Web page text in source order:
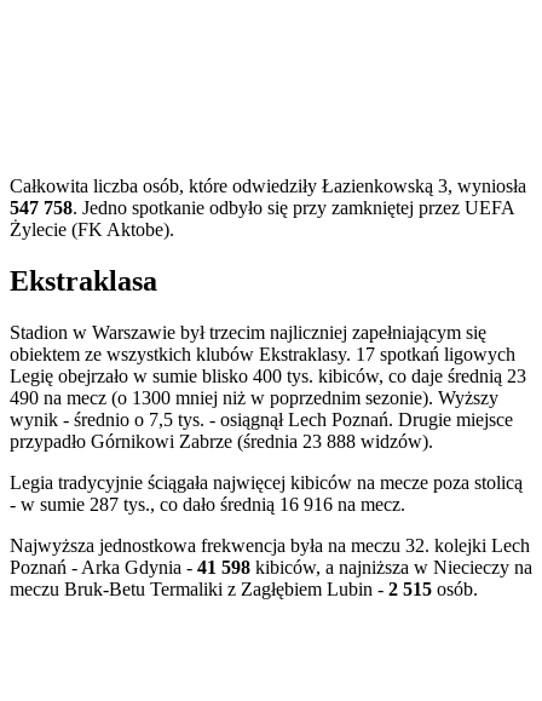
Całkowita liczba osób, które odwiedziły Łazienkowską 3, wyniosła
547 758. Jedno spotkanie odbyło się przy zamkniętej przez UEFA
Żylecie (FK Aktobe).
Ekstraklasa
Stadion w Warszawie był trzecim najliczniej zapełniającym się
obiektem ze wszystkich klubów Ekstraklasy. 17 spotkań ligowych
Legię obejrzało w sumie blisko 400 tys. kibiców, co daje średnią 23
490 na mecz (o 1300 mniej niż w poprzednim sezonie). Wyższy
wynik - średnio o 7,5 tys. - osiągnął Lech Poznań. Drugie miejsce
przypadło Górnikowi Zabrze (średnia 23 888 widzów).
Legia tradycyjnie ściągała najwięcej kibiców na mecze poza stolicą
- w sumie 287 tys., co dało średnią 16 916 na mecz.
Najwyższa jednostkowa frekwencja była na meczu 32. kolejki Lech
Poznań - Arka Gdynia - 41 598 kibiców, a najniższa w Niecieczy na
meczu Bruk-Betu Termaliki z Zagłębiem Lubin - 2 515 osób.